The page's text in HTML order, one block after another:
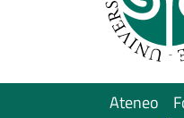
Ateneo